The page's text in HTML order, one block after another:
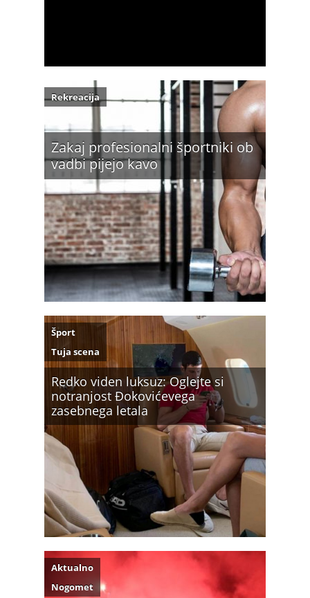
Zakaj profesionalni športniki ob
vadbi pijejo kavo
Rekreacija
Redko viden luksuz: Oglejte si
notranjost Đokovićevega
zasebnega letala
Šport
Tuja scena
Aktualno
Nogomet